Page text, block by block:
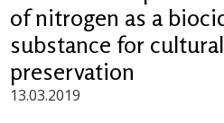
of nitrogen as a
substance for
preservation
13.03.2019